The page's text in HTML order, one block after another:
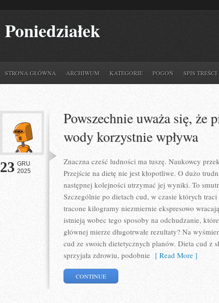
Poniedziałek
STRONA GŁÓWNA ARCHIWUM KATEGORIE POGOŃ SPIS TREŚCI
23 GRU
2025
Powszechnie uważa się, że
wody korzystnie wpływa
Znaczna cześć ludności ma tuszę. Naukowcy
Przejście na dietę nie jest kłopotliwe. O dużo
następnej kolejności utrzymać jej wyniki. To
Szczególnie po dietach cud, w czasie których
tracone kilogramy niezmiernie ekspresowo
istnieją wobec tego sposoby na odchudzanie,
głównej mierze długotrwałe rezultaty? Na
cud ze swoich dietetycznych planów. Dieta cud z
sprzyjała zdrowiu, podobnie [ Read More ]
CONTINUE